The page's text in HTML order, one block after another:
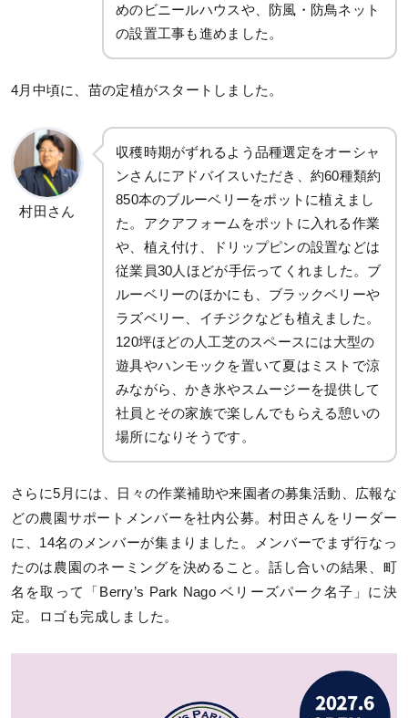
めのビニールハウスや、防風・防鳥ネット
の設置工事も進めました。
4月中頃に、苗の定植がスタートしました。
村田さん
収穫時期がずれるよう品種選定をオーシャ
ンさんにアドバイスいただき、約60種類約
850本のブルーベリーをポットに植えまし
た。アクアフォームをポットに入れる作業
や、植え付け、ドリップピンの設置などは
従業員30人ほどが手伝ってくれました。ブ
ルーベリーのほかにも、ブラックベリーや
ラズベリー、イチジクなども植えました。
120坪ほどの人工芝のスペースには大型の
遊具やハンモックを置いて夏はミストで涼
みながら、かき氷やスムージーを提供して
社員とその家族で楽しんでもらえる憩いの
場所になりそうです。
さらに5月には、日々の作業補助や来園者の募集活動、広報な
どの農園サポートメンバーを社内公募。村田さんをリーダー
に、14名のメンバーが集まりました。メンバーでまず行なっ
たのは農園のネーミングを決めること。話し合いの結果、町
名を取って「Berry’s Park Nago ベリーズパーク名子」に決
定。ロゴも完成しました。